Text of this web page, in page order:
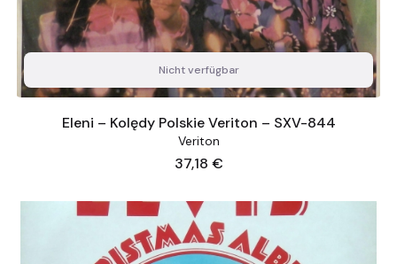
Nicht verfügbar
Eleni – Kolędy Polskie Veriton – SXV-844
Veriton
Preis
37,18 €